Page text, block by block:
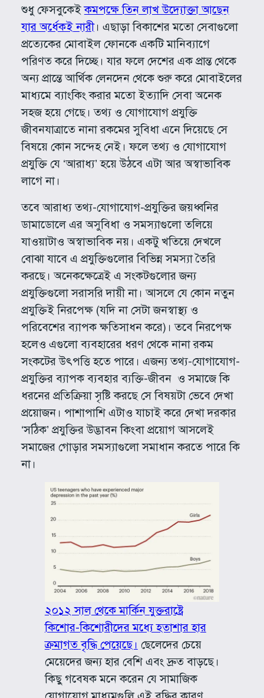
শুধু ফেসবুকেইকমপক্ষে তিন লাখ উদ্যোক্তা আছেন
যার অর্ধেকই নারী। এছাড়া বিকাশের মতো সেবাগুলো
প্রত্যেকের মোবাইল ফোনকে একটি মানিব্যাগে
পরিণত করে দিচ্ছে। যার ফলে দেশের এক প্রান্ত থেকে
অন্য প্রান্তে আর্থিক লেনদেন থেকে শুরু করে মোবাইলের
মাধ্যমে ব্যাংকিং করার মতো ইত্যাদি সেবা অনেক
সহজ হয়ে গেছে। তথ্য ও যোগাযোগ প্রযুক্তি
জীবনযাত্রাতে নানা রকমের সুবিধা এনে দিয়েছে সে
বিষয়ে কোন সন্দেহ নেই। ফলে তথ্য ও যোগাযোগ
প্রযুক্তি যে ‘আরাধ্য’ হয়ে উঠবে এটা আর অস্বাভাবিক
লাগে না।
তবে আরাধ্য তথ্য-যোগাযোগ-প্রযুক্তির জয়ধ্বনির
ডামাডোলে এর অসুবিধা ও সমস্যাগুলো তলিয়ে
যাওয়াটাও অস্বাভাবিক নয়। একটু খতিয়ে দেখলে
বোঝা যাবে এ প্রযুক্তিগুলোর বিভিন্ন সমস্যা তৈরি
করছে। অনেকক্ষেত্রেই এ সংকটগুলোর জন্য
প্রযুক্তিগুলো সরাসরি দায়ী না। আসলে যে কোন নতুন
প্রযুক্তিই নিরপেক্ষ (যদি না সেটা জনস্বাস্থ্য ও
পরিবেশের ব্যাপক ক্ষতিসাধন করে)। তবে নিরপেক্ষ
হলেও এগুলো ব্যবহারের ধরণ থেকে নানা রকম
সংকটের উৎপত্তি হতে পারে। এজন্য তথ্য-যোগাযোগ-
প্রযুক্তির ব্যাপক ব্যবহার ব্যক্তি-জীবন ও সমাজে কি
ধরনের প্রতিক্রিয়া সৃষ্টি করছে সে বিষয়টা ভেবে দেখা
প্রয়োজন। পাশাপাশি এটাও যাচাই করে দেখা দরকার
‘সঠিক’ প্রযুক্তির উদ্ভাবন কিংবা প্রয়োগ আসলেই
সমাজের গোড়ার সমস্যাগুলো সমাধান করতে পারে কি
না।
২০১২ সাল থেকে মার্কিন যুক্তরাষ্ট্রে
কিশোর-কিশোরীদের মধ্যে হতাশার হার
ক্রমাগত বৃদ্ধি পেয়েছে। ছেলেদের চেয়ে
মেয়েদের জন্য হার বেশি এবং দ্রুত বাড়ছে।
কিছু গবেষক মনে করেন যে সামাজিক